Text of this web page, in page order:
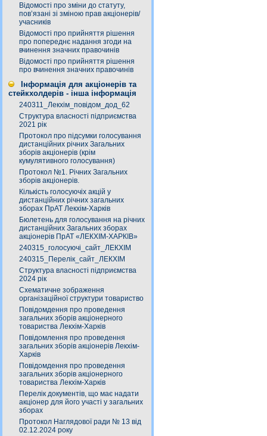
Відомості про зміни до статуту,
пов’язані зі зміною прав акціонерів/
учасників
Відомості про прийняття рішення
про попереднє надання згоди на
вчинення значних правочинів
Відомості про прийняття рішення
про вчинення значних правочинів
Інформація для акціонерів та
стейкхолдерів - інша інформація
240311_Лекхім_повідом_дод_62
Структура власності підприємства
2021 рік
Протокол про підсумки голосування
дистанційних річних Загальних
зборів акціонерів (крім
кумулятивного голосування)
Протокол №1. Річних Загальних
зборів акціонерів.
Кількість голосуючіх акцій у
дистанційних річних загальних
зборах ПрАТ Лекхім-Харків
Бюлетень для голосування на річних
дистанційних Загальних зборах
акціонерів ПрАТ «ЛЕКХІМ-ХАРКІВ»
240315_голосуючі_сайт_ЛЕКХІМ
240315_Перелік_сайт_ЛЕКХІМ
Структура власності підприємства
2024 рік
Схематичне зображення
організаційної структури товариство
Повідомдення про проведення
загальних зборів акціонерного
товариства Лекхім-Харків
Повідомлення про проведення
загальних зборів акціонерів Лекхім-
Харків
Повідомдення про проведення
загальних зборів акціонерного
товариства Лекхім-Харків
Перелік документів, що має надати
акціонер для його участі у загальних
зборах
Протокол Наглядової ради № 13 від
02.12.2024 року